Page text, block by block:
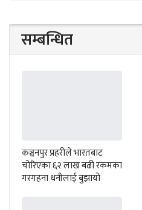
सम्बन्धित
कञ्चनपुर प्रहरीले भारतबाट
चोरिएका ६२ लाख बढी रकमका
गरगहना धनीलाई बुझायो